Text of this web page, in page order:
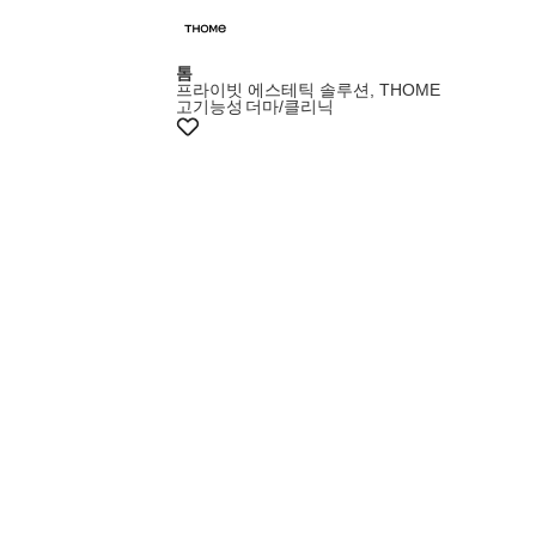
톰
프라이빗 에스테틱 솔루션, THOME
고기능성 더마/클리닉